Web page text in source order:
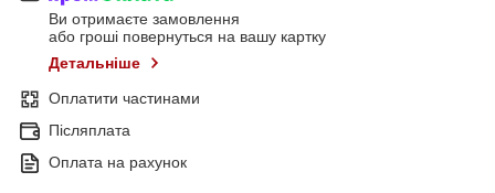
Ви отримаєте замовлення
або гроші повернуться на вашу картку
Детальніше
Оплатити частинами
Післяплата
Оплата на рахунок